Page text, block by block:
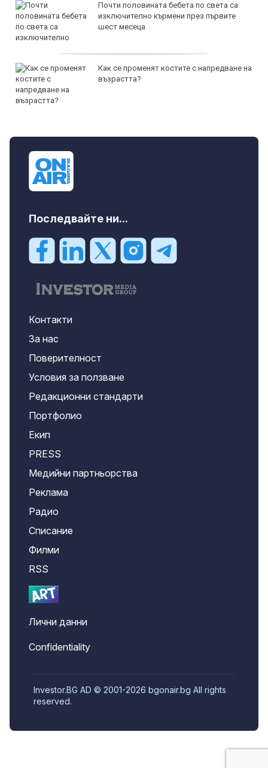
Почти половината бебета по света са
изключително кърмени през първите
шест месеца
Как се променят костите с напредване на
възрастта?
Последвайте ни...
Контакти
За нас
Поверителност
Условия за ползване
Редакционни стандарти
Портфолио
Екип
PRESS
Медийни партньорства
Реклама
Радио
Списание
Филми
RSS
Лични данни
Confidentiality
Investor.BG AD © 2001-2026 bgonair.bg All rights
reserved.